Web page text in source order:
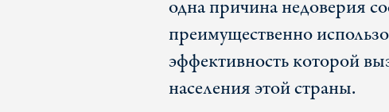
одна причина недоверия
преимущественно
эффективность которой
населения этой страны.